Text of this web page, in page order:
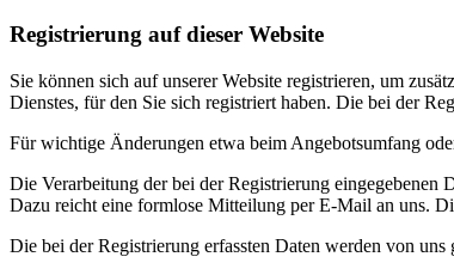
Registrierung auf dieser Website
Sie können sich auf unserer Website registrieren, um
Dienstes, für den Sie sich registriert haben. Die bei der
Für wichtige Änderungen etwa beim Angebotsumfang
Die Verarbeitung der bei der Registrierung
Dazu reicht eine formlose Mitteilung per E-Mail an uns.
Die bei der Registrierung erfassten Daten werden von